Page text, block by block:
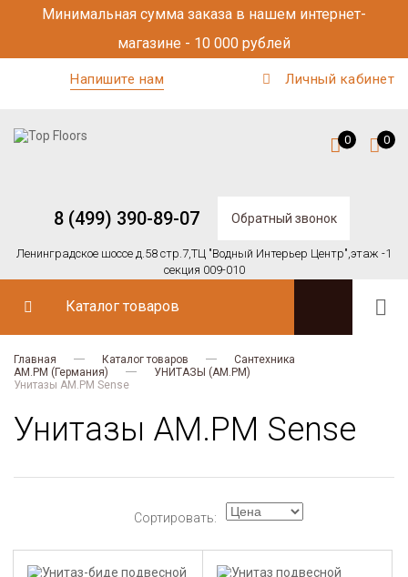
Минимальная сумма заказа в нашем интернет-
магазине - 10 000 рублей
Напишите нам Личный кабинет
8 (499) 390-89-07 Обратный звонок
Ленинградское шоссе д.58 стр.7,ТЦ "Водный Интерьер Центр",этаж -1
секция 009-010
0 0
Каталог товаров
Главная Каталог товаров
Сантехника
AM.PM (Германия)
УНИТАЗЫ (AM.PM)
Унитазы AM.PM Sense
Унитазы AM.PM Sense
Сортировать: